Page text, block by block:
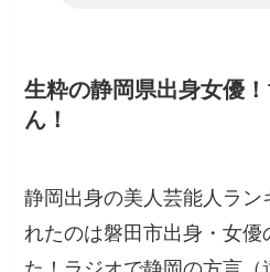
生粋の静岡県出身女優
ん！
静岡出身の美人芸能人ラ
れたのは磐田市出身・女